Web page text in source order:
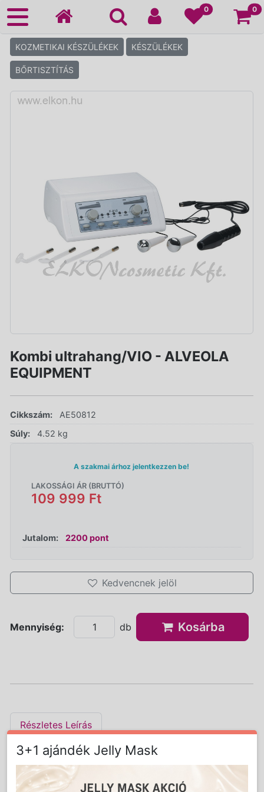
0 0
KOZMETIKAI KÉSZÜLÉKEK KÉSZÜLÉKEK
BŐRTISZTÍTÁS
Kombi ultrahang/VIO - ALVEOLA
EQUIPMENT
Cikkszám:
AE50812
Súly:
4.52 kg
A szakmai árhoz jelentkezzen be!
LAKOSSÁGI ÁR (BRUTTÓ)
109 999 Ft
Jutalom: 2200 pont
Kedvencnek jelöl
Mennyiség: db Kosárba
Részletes Leírás
Az AE50812 Kombi ultrahang és VIO gép ideális
társ a hatóanyag bevitelhez,
bőrregenerációhoz és a tisztítás utáni
3+1 ajándék Jelly Mask